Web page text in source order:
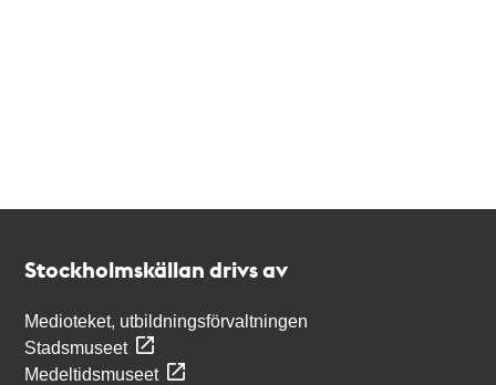
Stockholmskällan drivs av
Medioteket, utbildningsförvaltningen
Stadsmuseet
Medeltidsmuseet